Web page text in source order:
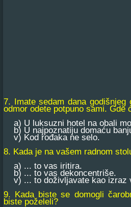
7. Imate sedam dana
odmor odete potpuno sami. Gde
a) U luksuzni hotel na obali
b) U najpoznatiju domaću
v) Kod rođaka ne selo.
8. Kada je na vašem radnom
a) ... to vas iritira.
b) ... to vas dekoncentriše.
v) ... to doživljavate kao izraz
9. Kada biste se domogli
biste poželeli?